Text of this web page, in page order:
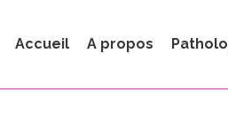
Accueil A propos